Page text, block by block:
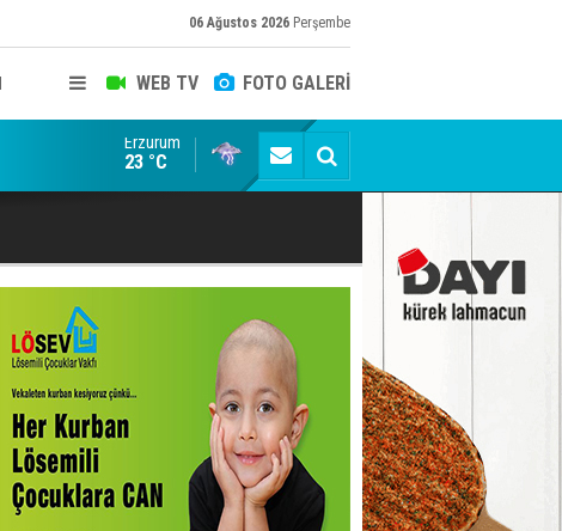
06 Ağustos 2026 Perşembe
WEB TV FOTO GALERİ
Siyaset-Sermaye Çizgisinde Haklılığın Resmi:
Erzurum
23 °C